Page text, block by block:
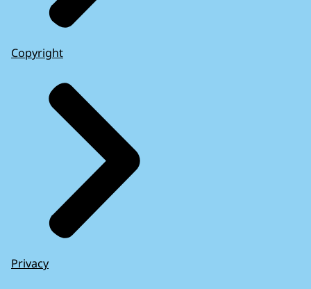
Copyright
Privacy